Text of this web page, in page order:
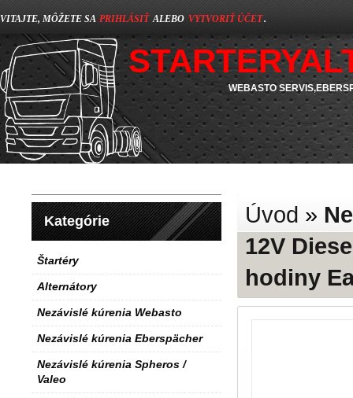
VITAJTE, MÔŽETE SA PRIHLÁSIŤ ALEBO VYTVORIŤ ÚČET.
WEBASTO
Kategórie
Štartéry
Alternátory
Nezávislé kúrenia Webasto
Nezávislé kúrenia Eberspächer
Nezávislé kúrenia Spheros /
Valeo
Úvod »
12V
hodiny